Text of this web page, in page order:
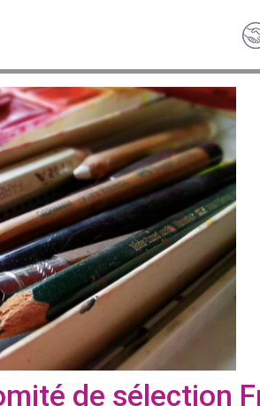
de sélection